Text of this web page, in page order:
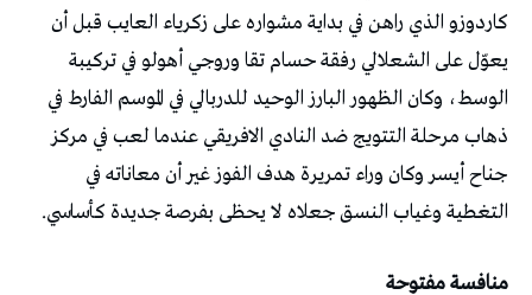
كاردوزو الذي راهن في بداية مشواره على زكرياء العايب قبل أن
يعوّل على الشعلالي رفقة حسام تقا وروجي أهولو في تركيبة
الوسط، وكان الظهور البارز الوحيد للدربالي في الموسم الفارط في
ذهاب مرحلة التتويج ضد النادي الافريقي عندما لعب في مركز
جناح أيسر وكان وراء تمريرة هدف الفوز غير أن معاناته في
التغطية وغياب النسق جعلاه لا يحظى بفرصة جديدة كأساسي.
منافسة مفتوحة